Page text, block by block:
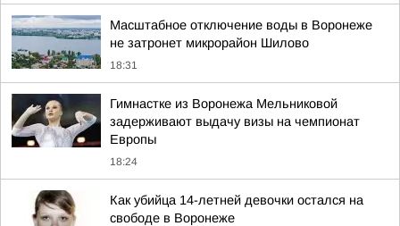
Масштабное отключение воды в Воронеже
не затронет микрорайон Шилово
18:31
Гимнастке из Воронежа Мельниковой
задерживают выдачу визы на чемпионат
Европы
18:24
Как убийца 14-летней девочки остался на
свободе в Воронеже